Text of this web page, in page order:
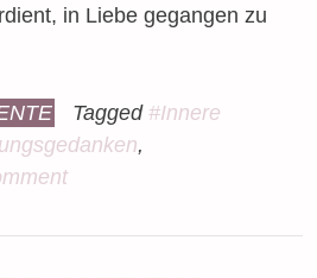
in Liebe gegangen zu
Tagged #Innere
,